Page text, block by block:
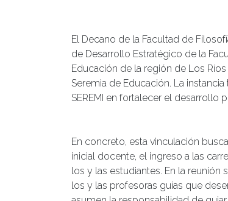
El Decano de la Facultad de
de Desarrollo Estratégico de la
Educación de la región de Los
Seremia de Educación. La
SEREMI en fortalecer el desarrollo
En concreto, esta vinculación
inicial docente, el ingreso a las
los y las estudiantes. En la
los y las profesoras guías que